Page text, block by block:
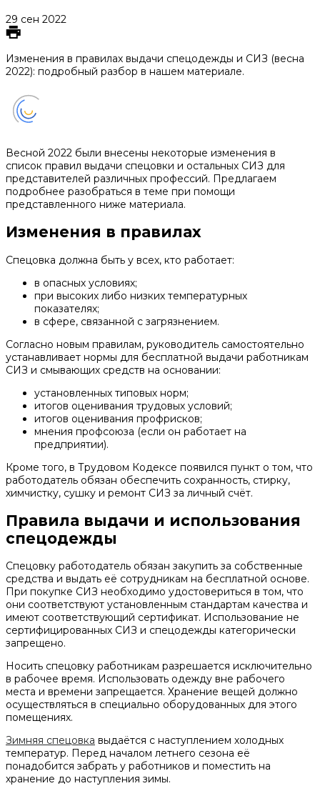
29 сен 2022
Изменения в правилах выдачи спецодежды и СИЗ (весна
2022): подробный разбор в нашем материале.
Весной 2022 были внесены некоторые изменения в
список правил выдачи спецовки и остальных СИЗ для
представителей различных профессий. Предлагаем
подробнее разобраться в теме при помощи
представленного ниже материала.
Изменения в правилах
Спецовка должна быть у всех, кто работает:
в опасных условиях;
при высоких либо низких температурных
показателях;
в сфере, связанной с загрязнением.
Согласно новым правилам, руководитель самостоятельно
устанавливает нормы для бесплатной выдачи работникам
СИЗ и смывающих средств на основании:
установленных типовых норм;
итогов оценивания трудовых условий;
итогов оценивания профрисков;
мнения профсоюза (если он работает на
предприятии).
Кроме того, в Трудовом Кодексе появился пункт о том, что
работодатель обязан обеспечить сохранность, стирку,
химчистку, сушку и ремонт СИЗ за личный счёт.
Правила выдачи и использования
спецодежды
Спецовку работодатель обязан закупить за собственные
средства и выдать её сотрудникам на бесплатной основе.
При покупке СИЗ необходимо удостовериться в том, что
они соответствуют установленным стандартам качества и
имеют соответствующий сертификат. Использование не
сертифицированных СИЗ и спецодежды категорически
запрещено.
Носить спецовку работникам разрешается исключительно
в рабочее время. Использовать одежду вне рабочего
места и времени запрещается. Хранение вещей должно
осуществляться в специально оборудованных для этого
помещениях.
Зимняя спецовка выдаётся с наступлением холодных
температур. Перед началом летнего сезона её
понадобится забрать у работников и поместить на
хранение до наступления зимы.